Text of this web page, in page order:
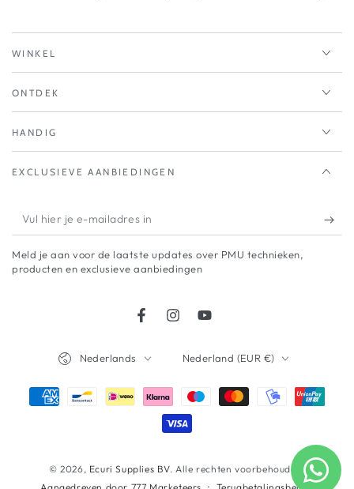
WINKEL
ONTDEK
HANDIG
EXCLUSIEVE AANBIEDINGEN
Vul
hier
je
Meld je aan voor de laatste updates over PMU technieken,
producten en exclusieve aanbiedingen
FacebookInstagramYouTube
© 2026, Ecuri Supplies BV. Alle rechten voorbehouden.
Nederlands Nederland (EUR €)
Betaalmethodes